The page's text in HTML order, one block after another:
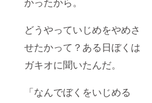
どうやっていじめをやめさ
せたかって？ある日ぼくは
ガキオに聞いたんだ。
「なんでぼくをいじめる